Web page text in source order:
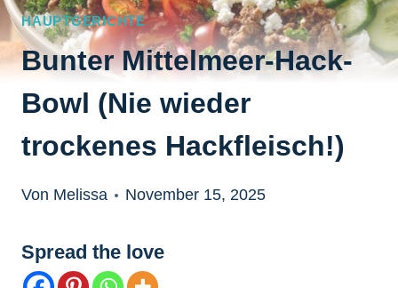
HAUPTGERICHTE
Bunter Mittelmeer-Hack-
Bowl (Nie wieder
trockenes Hackfleisch!)
Von Melissa November 15, 2025
Spread the love